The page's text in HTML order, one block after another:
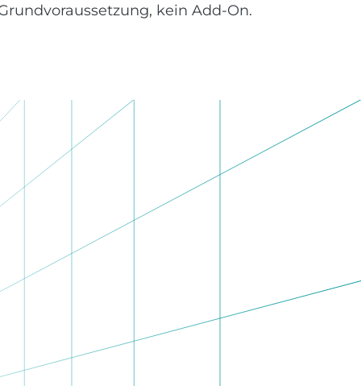
kein Add-On.